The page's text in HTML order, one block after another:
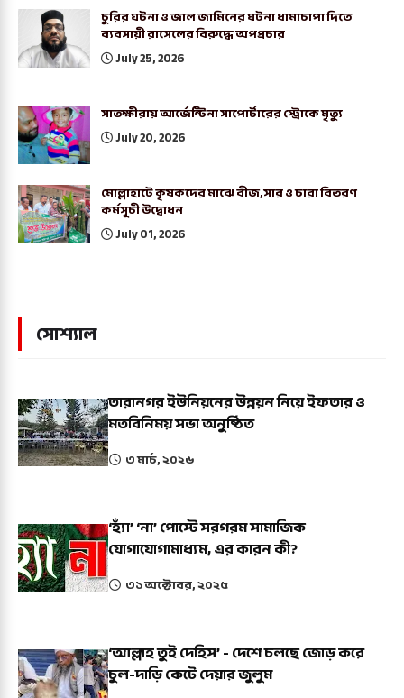
চুরির ঘটনা ও জাল জামিনের ঘটনা ধামাচাপা দিতে
ব্যবসায়ী রাসেলের বিরুদ্ধে অপপ্রচার
July 25, 2026
সাতক্ষীরায় আর্জেন্টিনা সাপোর্টারের স্ট্রোকে মৃত্যু
July 20, 2026
মোল্লাহাটে কৃষকদের মাঝে বীজ,সার ও চারা বিতরণ
কর্মসূচী উদ্বোধন
July 01, 2026
সোশ্যাল
তারানগর ইউনিয়নের উন্নয়ন নিয়ে ইফতার ও
মতবিনিময় সভা অনুষ্ঠিত
৩ মার্চ, ২০২৬
‘হ্যাঁ’ ‘না’ পোস্টে সরগরম সামাজিক
যোগাযোগামাধ্যম, এর কারন কী?
৩১ অক্টোবর, ২০২৫
‘আল্লাহ তুই দেহিস’ - দেশে চলছে জোড় করে
চুল-দাড়ি কেটে দেয়ার জুলুম